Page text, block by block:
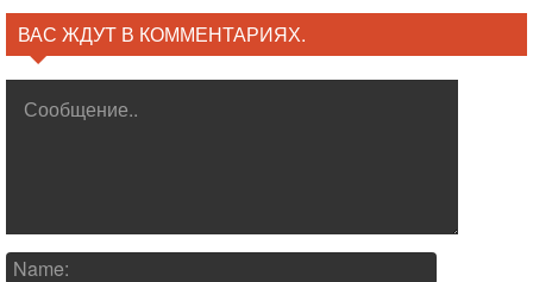
ВАС ЖДУТ В КОММЕНТАРИЯХ.